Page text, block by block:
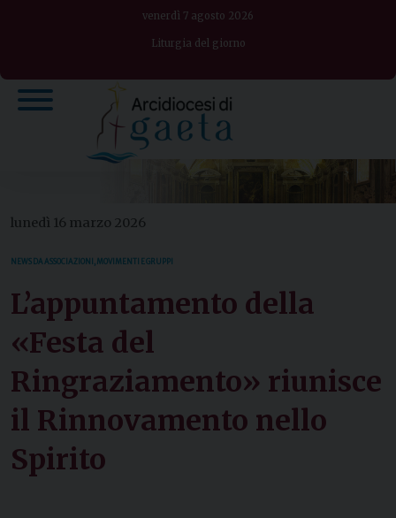
venerdì 7 agosto 2026
Liturgia del giorno
lunedì 16 marzo 2026
NEWS DA ASSOCIAZIONI, MOVIMENTI E GRUPPI
L’appuntamento della
«Festa del
Ringraziamento» riunisce
il Rinnovamento nello
Spirito